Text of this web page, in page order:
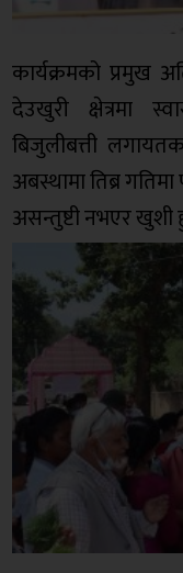
कार्यक्रमको प्रमुख
देउखुरी क्षेत्रमा
बिजुलीबत्ती
अबस्थामा तिब्र
असन्तुष्टी नभएर खुशी